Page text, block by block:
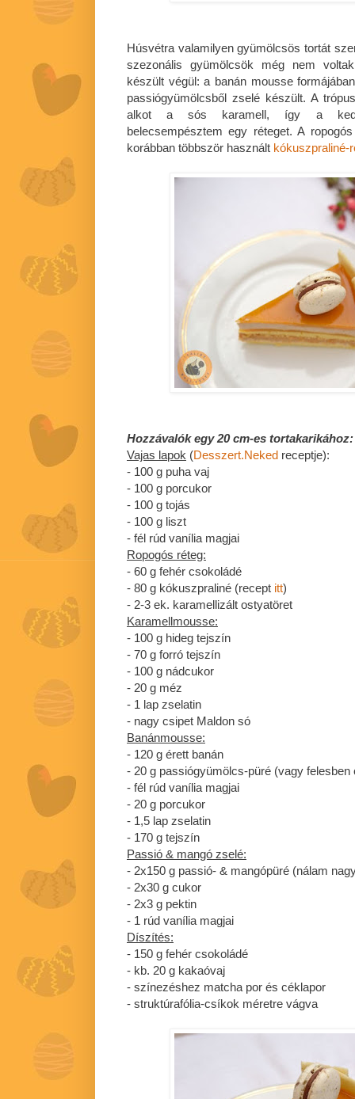
Húsvétra valamilyen gyümölcsös tortát
szezonális gyümölcsök még nem
készült végül: a banán mousse
passiógyümölcsből zselé készült. A
alkot a sós karamell, így a
belecsempésztem egy réteget. A
korábban többször használt kókuszpraliné-
Hozzávalók egy 20 cm-es tortakarikához:
Vajas lapok (Desszert.Neked receptje):
- 100 g puha vaj
- 100 g porcukor
- 100 g tojás
- 100 g liszt
- fél rúd vanília magjai
Ropogós réteg:
- 60 g fehér csokoládé
- 80 g kókuszpraliné (recept itt)
- 2-3 ek. karamellizált ostyatöret
Karamellmousse:
- 100 g hideg tejszín
- 70 g forró tejszín
- 100 g nádcukor
- 20 g méz
- 1 lap zselatin
- nagy csipet Maldon só
Banánmousse:
- 120 g érett banán
- 20 g passiógyümölcs-püré (vagy
- fél rúd vanília magjai
- 20 g porcukor
- 1,5 lap zselatin
- 170 g tejszín
Passió & mangó zselé:
- 2x150 g passió- & mangópüré (nálam
- 2x30 g cukor
- 2x3 g pektin
- 1 rúd vanília magjai
Díszítés:
- 150 g fehér csokoládé
- kb. 20 g kakaóvaj
- színezéshez matcha por és céklapor
- struktúrafólia-csíkok méretre vágva